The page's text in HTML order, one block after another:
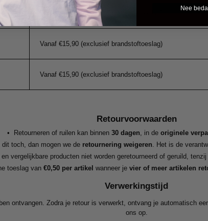
Vanaf €15,90 (exclusief brandstoftoeslag)
Vanaf €15,90 (exclusief brandstoftoeslag)
Vanaf €15,90 (exclusief brandstoftoeslag)
Retourvoorwaarden
• Retourneren of ruilen kan binnen 30 dagen, in de originele
dit toch, dan mogen we de retournering weigeren. Het is de
vergelijkbare producten niet worden geretourneerd of geruild,
toeslag van€0,50 per artikel wanneer jevier of meer artikelen
Verwerkingstijd
ontvangen. Zodra je retour is verwerkt, ontvang je automatisch
ons op.
Nee